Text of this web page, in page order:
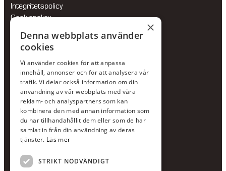
Integritetspolicy
Cookiepolicy
Jour:073-36 88 87 0
Växel:020-120 29 00
E-post:info@scandcon.se
BESÖKSADRESS
Backagårdsgatan 9
511 57 Kinna
UPPGIFTER
×
Denna webbplats använder
cookies
Vi använder cookies för att anpassa
innehåll, annonser och för att analysera vår
trafik. Vi delar också information om din
användning av vår webbplats med våra
reklam- och analyspartners som kan
kombinera den med annan information som
du har tillhandahållit dem eller som de har
samlat in från din användning av deras
tjänster. Läs mer
STRIKT NÖDVÄNDIGT